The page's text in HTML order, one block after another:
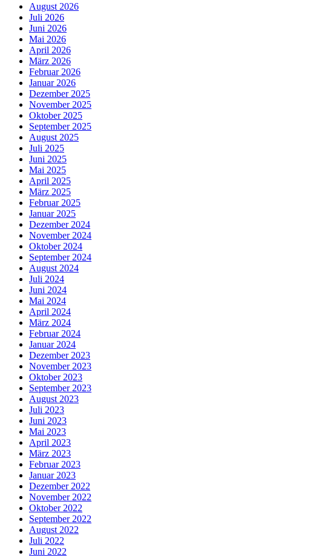
August 2026
Juli 2026
Juni 2026
Mai 2026
April 2026
März 2026
Februar 2026
Januar 2026
Dezember 2025
November 2025
Oktober 2025
September 2025
August 2025
Juli 2025
Juni 2025
Mai 2025
April 2025
März 2025
Februar 2025
Januar 2025
Dezember 2024
November 2024
Oktober 2024
September 2024
August 2024
Juli 2024
Juni 2024
Mai 2024
April 2024
März 2024
Februar 2024
Januar 2024
Dezember 2023
November 2023
Oktober 2023
September 2023
August 2023
Juli 2023
Juni 2023
Mai 2023
April 2023
März 2023
Februar 2023
Januar 2023
Dezember 2022
November 2022
Oktober 2022
September 2022
August 2022
Juli 2022
Juni 2022